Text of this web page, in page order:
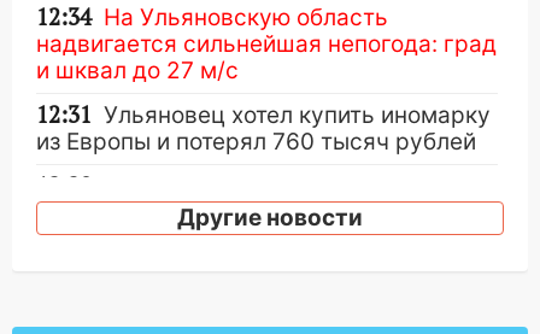
12:34 На Ульяновскую область
надвигается сильнейшая непогода: град
и шквал до 27 м/с
12:31 Ульяновец хотел купить иномарку
из Европы и потерял 760 тысяч рублей
12:20
столкнулись «Лада» и Chevrolet:
пострадал 14-летний подросток
Другие новости